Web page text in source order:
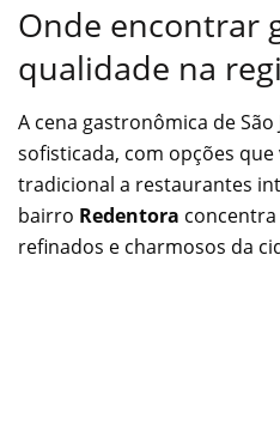
Onde encontrar
qualidade na
A cena gastronômica de
sofisticada, com opções
tradicional a restaurantes
bairro Redentora
refinados e charmosos da